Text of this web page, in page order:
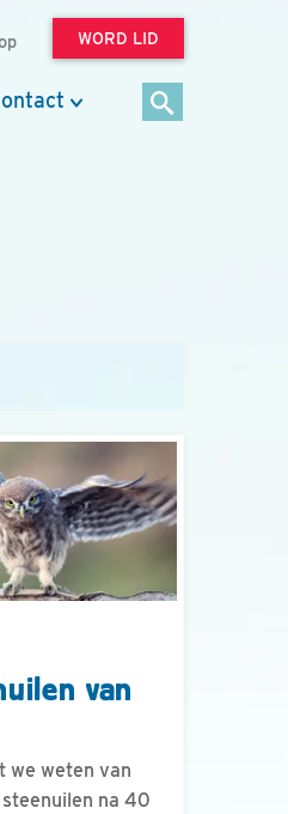
WORD LID
van
we weten van
na 40